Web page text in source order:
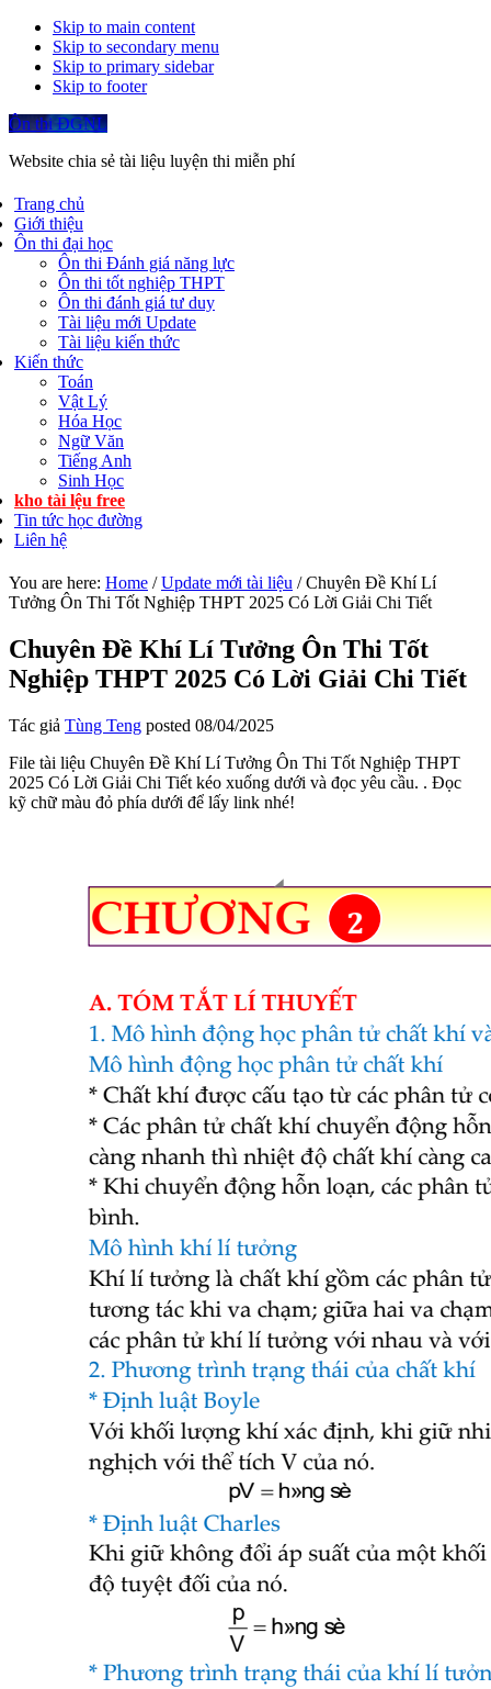
Skip to main content
Skip to secondary menu
Skip to primary sidebar
Skip to footer
Ôn thi ĐGNL
Website chia sẻ tài liệu luyện thi miễn phí
Trang chủ
Giới thiệu
Ôn thi đại học
Ôn thi Đánh giá năng lực
Ôn thi tốt nghiệp THPT
Ôn thi đánh giá tư duy
Tài liệu mới Update
Tài liệu kiến thức
Kiến thức
Toán
Vật Lý
Hóa Học
Ngữ Văn
Tiếng Anh
Sinh Học
kho tài lệu free
Tin tức học đường
Liên hệ
You are here: Home / Update mới tài liệu /Chuyên Đề Khí Lí
Tưởng Ôn Thi Tốt Nghiệp THPT 2025 Có Lời Giải Chi Tiết
Chuyên Đề Khí Lí Tưởng Ôn Thi Tốt
Nghiệp THPT 2025 Có Lời Giải Chi Tiết
Tác giả Tùng Teng posted 08/04/2025
File tài liệu Chuyên Đề Khí Lí Tưởng Ôn Thi Tốt Nghiệp THPT
2025 Có Lời Giải Chi Tiết kéo xuống dưới và đọc yêu cầu. . Đọc
kỹ chữ màu đỏ phía dưới để lấy link nhé!